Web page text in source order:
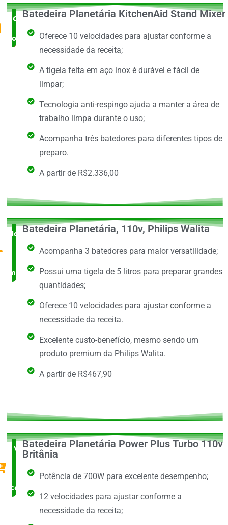
O Mais
completo
Batedeira Planetária KitchenAid Stand Mixer
Oferece 10 velocidades para ajustar conforme a
necessidade da receita;
A tigela feita em aço inox é durável e fácil de
limpar;
Tecnologia anti-respingo ajuda a manter a área de
trabalho limpa durante o uso;
Acompanha três batedores para diferentes tipos de
preparo.
A partir de R$2.336,00
Novidade
no
mercado
Batedeira Planetária, 110v, Philips Walita
Acompanha 3 batedores para maior versatilidade;
Possui uma tigela de 5 litros para preparar grandes
quantidades;
Oferece 10 velocidades para ajustar conforme a
necessidade da receita.
Excelente custo-benefício, mesmo sendo um
produto premium da Philips Walita.
A partir de R$467,90
Vale a
Pena
comprar
Batedeira Planetária Power Plus Turbo 110v
Britânia
Potência de 700W para excelente desempenho;
12 velocidades para ajustar conforme a
necessidade da receita;